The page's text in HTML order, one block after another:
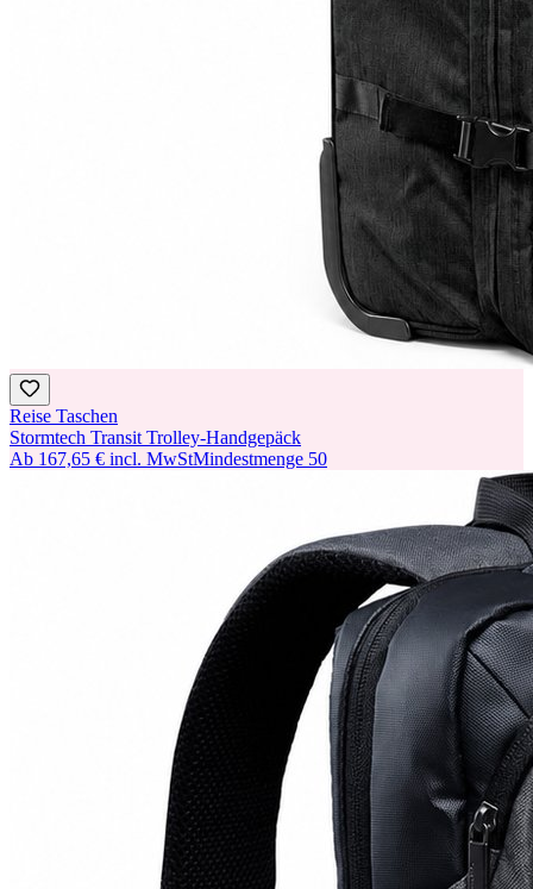
Reise Taschen
Stormtech Transit Trolley-Handgepäck
Ab 167,65 € incl. MwStMindestmenge 50